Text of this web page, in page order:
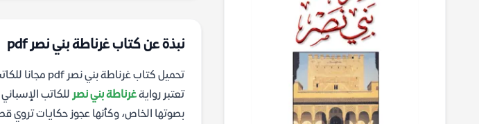
نبذة عن كتاب غرناطة بني نصر pdf
تحميل كتاب غرناطة بني نصر pdf مجانا للكاتب أنطونيو غالا
تعتبر روايةغرناطة بني نصر للكاتب
بصوتها الخاص، وكأنها عجوز حكايات تروي